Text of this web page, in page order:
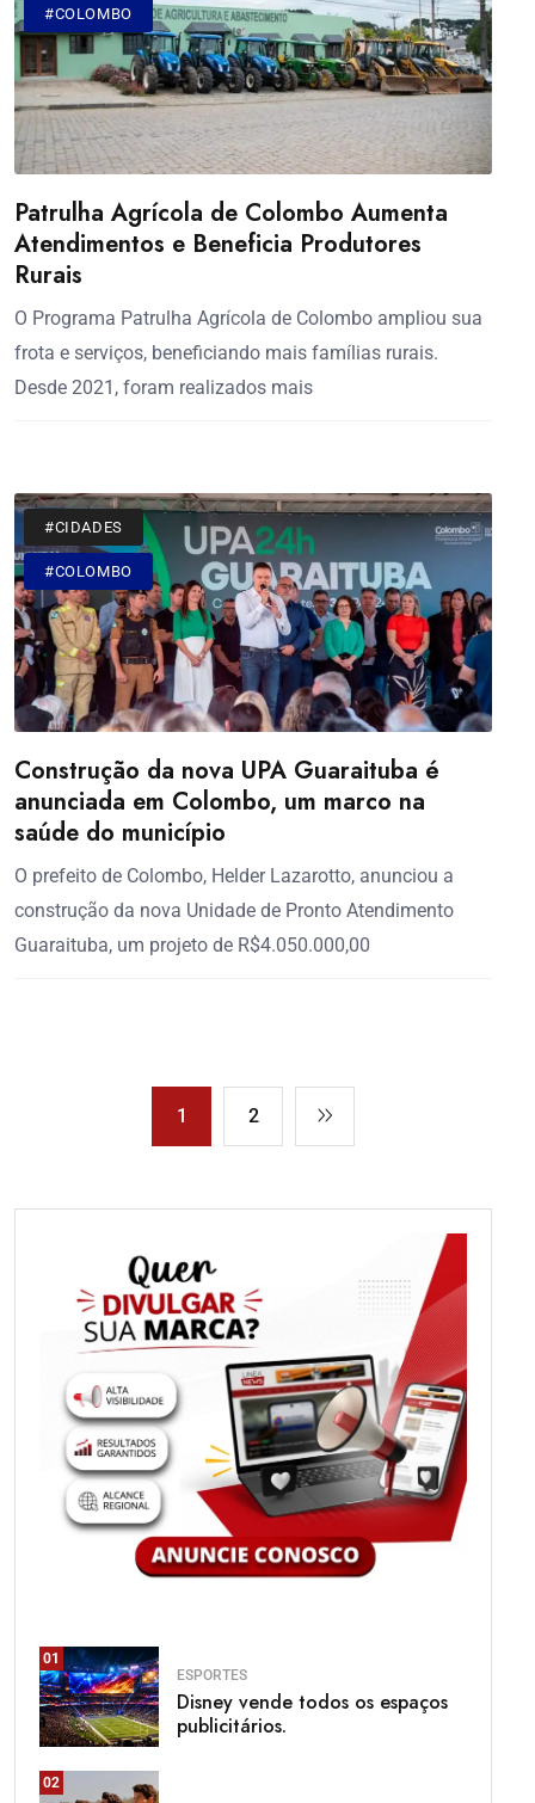
#COLOMBO
Patrulha Agrícola de Colombo Aumenta
Atendimentos e Beneficia Produtores
Rurais
O Programa Patrulha Agrícola de Colombo ampliou sua
frota e serviços, beneficiando mais famílias rurais.
Desde 2021, foram realizados mais
#CIDADES
#COLOMBO
Construção da nova UPA Guaraituba é
anunciada em Colombo, um marco na
saúde do município
O prefeito de Colombo, Helder Lazarotto, anunciou a
construção da nova Unidade de Pronto Atendimento
Guaraituba, um projeto de R$4.050.000,00
1 2
01
ESPORTES
Disney vende todos os espaços
publicitários.
02